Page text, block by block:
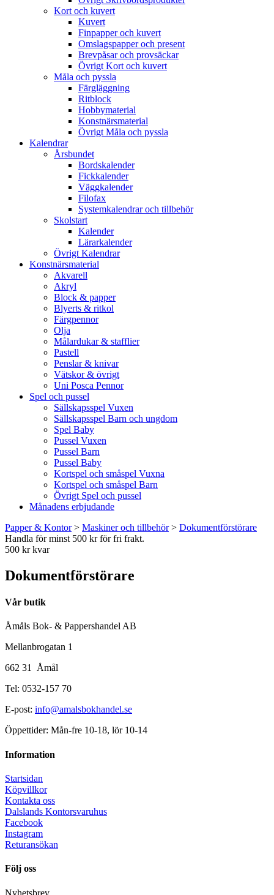
Kort och kuvert
Kuvert
Finpapper och kuvert
Omslagspapper och present
Brevpåsar och provsäckar
Övrigt Kort och kuvert
Måla och pyssla
Färgläggning
Ritblock
Hobbymaterial
Konstnärsmaterial
Övrigt Måla och pyssla
Kalendrar
Årsbundet
Bordskalender
Fickkalender
Väggkalender
Filofax
Systemkalendrar och tillbehör
Skolstart
Kalender
Lärarkalender
Övrigt Kalendrar
Konstnärsmaterial
Akvarell
Akryl
Block & papper
Blyerts & ritkol
Färgpennor
Olja
Målardukar & stafflier
Pastell
Penslar & knivar
Vätskor & övrigt
Uni Posca Pennor
Spel och pussel
Sällskapsspel Vuxen
Sällskapsspel Barn och ungdom
Spel Baby
Pussel Vuxen
Pussel Barn
Pussel Baby
Kortspel och småspel Vuxna
Kortspel och småspel Barn
Övrigt Spel och pussel
Månadens erbjudande
Papper & Kontor> Maskiner och tillbehör> Dokumentförstörare
Handla för minst 500 kr för fri frakt.
500 kr kvar
Dokumentförstörare
Vår butik
Åmåls Bok- & Pappershandel AB
Mellanbrogatan 1
662 31 Åmål
Tel: 0532-157 70
E-post: info@amalsbokhandel.se
Öppettider: Mån-fre 10-18, lör 10-14
Information
Startsidan
Köpvillkor
Kontakta oss
Dalslands Kontorsvaruhus
Facebook
Instagram
Returansökan
Följ oss
Nyhetsbrev